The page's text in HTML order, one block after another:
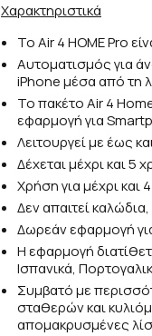
Χαρακτηριστικά
To Air 4 ΗΟΜΕ Pro
Αυτοματισμός για
iPhone μέσα από τη
Το πακέτο Air 4
εφαρμογή για
Λειτουργεί με έως
Δέχεται μέχρι και 5
Χρήση για μέχρι και
Δεν απαιτεί
Δωρεάν εφαρμογή
Η εφαρμογή
Ισπανικά,
Συμβατό με
σταθερών και
απομακρυσμένες